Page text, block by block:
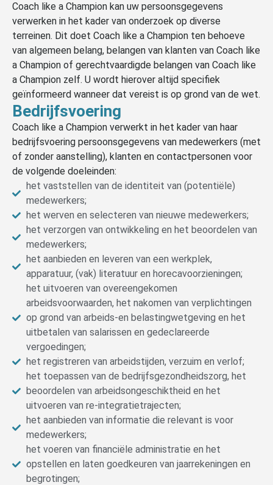
Coach like a Champion kan uw persoonsgegevens
verwerken in het kader van onderzoek op diverse
terreinen. Dit doet Coach like a Champion ten behoeve
van algemeen belang, belangen van klanten van Coach like
a Champion of gerechtvaardigde belangen van Coach like
a Champion zelf. U wordt hierover altijd specifiek
geïnformeerd wanneer dat vereist is op grond van de wet.
Bedrijfsvoering
Coach like a Champion verwerkt in het kader van haar
bedrijfsvoering persoonsgegevens van medewerkers (met
of zonder aanstelling), klanten en contactpersonen voor
de volgende doeleinden:
het vaststellen van de identiteit van (potentiële)
medewerkers;
het werven en selecteren van nieuwe medewerkers;
het verzorgen van ontwikkeling en het beoordelen van
medewerkers;
het aanbieden en leveren van een werkplek,
apparatuur, (vak) literatuur en horecavoorzieningen;
het uitvoeren van overeengekomen
arbeidsvoorwaarden, het nakomen van verplichtingen
op grond van arbeids-en belastingwetgeving en het
uitbetalen van salarissen en gedeclareerde
vergoedingen;
het registreren van arbeidstijden, verzuim en verlof;
het toepassen van de bedrijfsgezondheidszorg, het
beoordelen van arbeidsongeschiktheid en het
uitvoeren van re-integratietrajecten;
het aanbieden van informatie die relevant is voor
medewerkers;
het voeren van financiële administratie en het
opstellen en laten goedkeuren van jaarrekeningen en
begrotingen;